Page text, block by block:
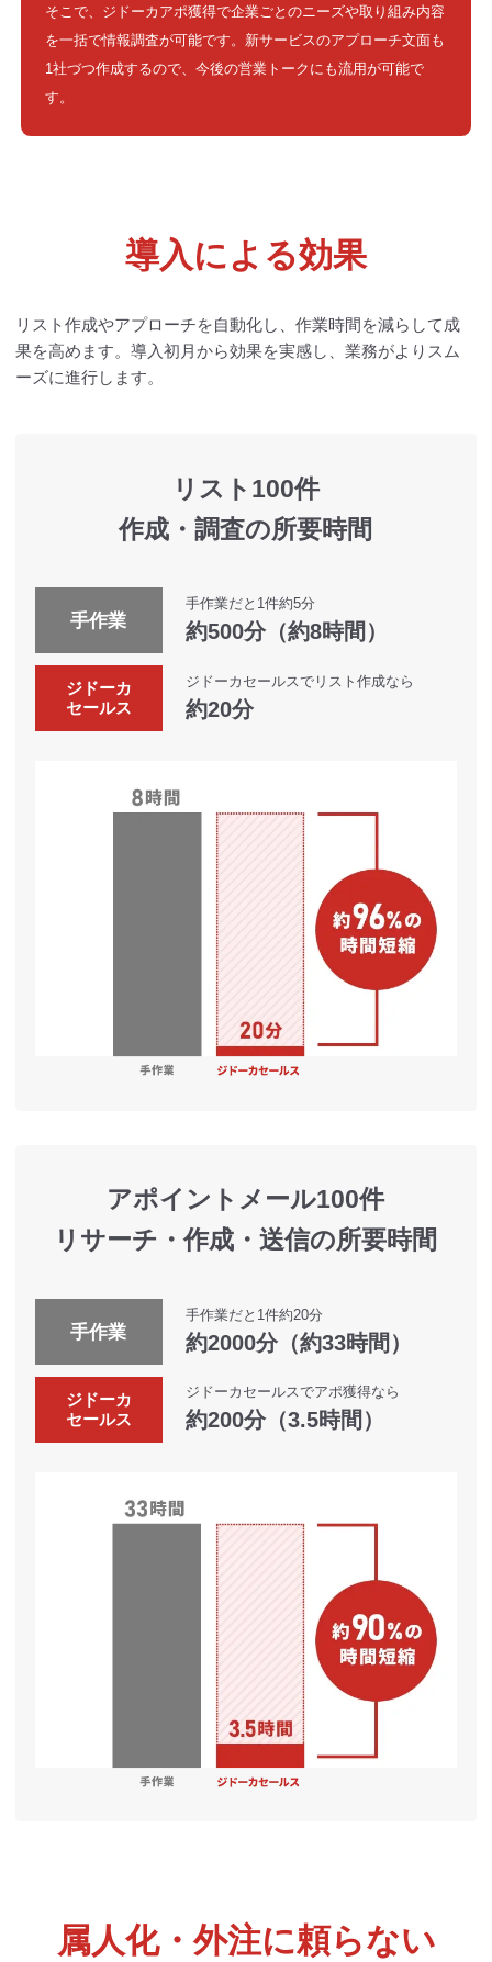
そこで、ジドーカアポ獲得で企業ごとのニーズや取り組み内容
を一括で情報調査が可能です。新サービスのアプローチ文面も
1社づつ作成するので、今後の営業トークにも流用が可能で
す。
導入による効果
リスト作成やアプローチを自動化し、作業時間を減らして成
果を高めます。導入初月から効果を実感し、業務がよりスム
ーズに進行します。
リスト100件
作成・調査の所要時間
手作業
手作業だと1件約5分
約500分（約8時間）
ジドーカ
セールス
ジドーカセールスでリスト作成なら
約20分
アポイントメール100件
リサーチ・作成・送信の所要時間
手作業
手作業だと1件約20分
約2000分（約33時間）
ジドーカ
セールス
ジドーカセールスでアポ獲得なら
約200分（3.5時間）
属人化・外注に頼らない